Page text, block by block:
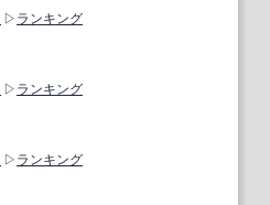
ランキング
ランキング
ランキング